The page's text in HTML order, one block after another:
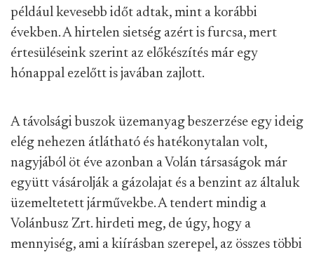
például kevesebb időt adtak, mint a korábbi
években. A hirtelen sietség azért is furcsa, mert
értesüléseink szerint az előkészítés már egy
hónappal ezelőtt is javában zajlott.
A távolsági buszok üzemanyag beszerzése egy ideig
elég nehezen átlátható és hatékonytalan volt,
nagyjából öt éve azonban a Volán társaságok már
együtt vásárolják a gázolajat és a benzint az általuk
üzemeltetett járművekbe. A tendert mindig a
Volánbusz Zrt. hirdeti meg, de úgy, hogy a
mennyiség, ami a kiírásban szerepel, az összes többi